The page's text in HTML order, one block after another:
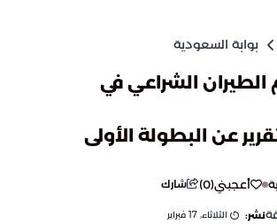
بوابة السعودية
الشراعي في
عن البطولة الأولى
أعجبني(
0
) شارك
نشر: الثلاثاء, 17 فبراير